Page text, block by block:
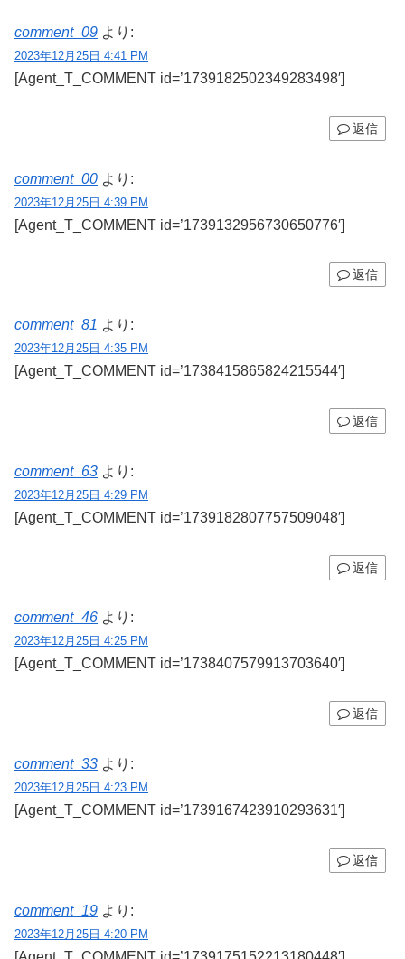
comment_09 より:
2023年12月25日 4:41 PM
[Agent_T_COMMENT id=’1739182502349283498′]
返信
comment_00 より:
2023年12月25日 4:39 PM
[Agent_T_COMMENT id=’1739132956730650776′]
返信
comment_81 より:
2023年12月25日 4:35 PM
[Agent_T_COMMENT id=’1738415865824215544′]
返信
comment_63 より:
2023年12月25日 4:29 PM
[Agent_T_COMMENT id=’1739182807757509048′]
返信
comment_46 より:
2023年12月25日 4:25 PM
[Agent_T_COMMENT id=’1738407579913703640′]
返信
comment_33 より:
2023年12月25日 4:23 PM
[Agent_T_COMMENT id=’1739167423910293631′]
返信
comment_19 より:
2023年12月25日 4:20 PM